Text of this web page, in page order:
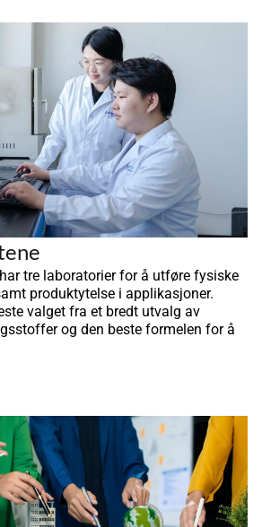
har tre laboratorier for å utføre fysiske
produktytelse i applikasjoner.
valget fra et bredt utvalg av
og den beste formelen for å